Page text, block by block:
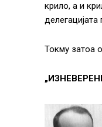
крило, а и
Токму затоа